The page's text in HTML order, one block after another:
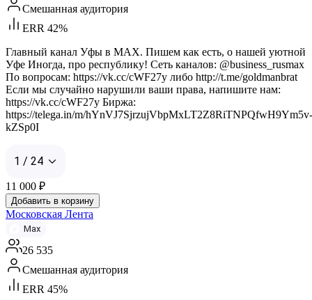
Смешанная аудитория
ERR 42%
Главный канал Уфы в MAX. Пишем как есть, о нашей уютной
Уфе Иногда, про республику! Сеть каналов: @business_rusmax
По вопросам: https://vk.cc/cWF27y либо http://t.me/goldmanbrat
Если мы случайно нарушили ваши права, напишите нам:
https://vk.cc/cWF27y Биржа:
https://telega.in/m/hYnVJ7SjrzujVbpMxLT2Z8RiTNPQfwH9Ym5v-
kZSp0I
1 / 24
11 000 ₽
Добавить в корзину
Московская Лента
Max
26 535
Смешанная аудитория
ERR 45%